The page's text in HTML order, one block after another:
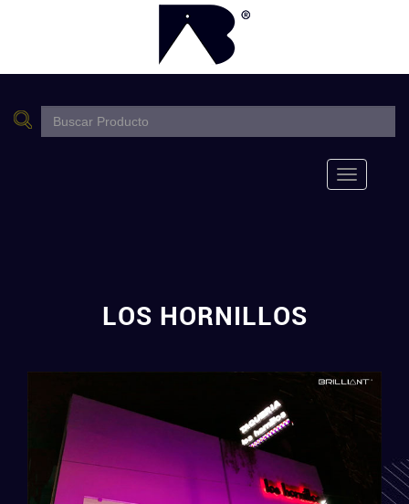
Toggle
navigation
LOS HORNILLOS